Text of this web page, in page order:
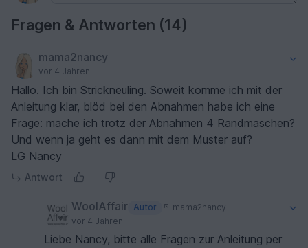
Fragen & Antworten (14)
mama2nancy
vor 4 Jahren
Hallo. Ich bin Strickneuling. Soweit komme ich mit der
Anleitung klar, blöd bei den Abnahmen habe ich eine
Frage: mache ich trotz der Abnahmen 4 Randmaschen?
Und wenn ja geht es dann mit dem Muster auf?
LG Nancy
Antwort
WoolAffair Autor
mama2nancy
vor 4 Jahren
Liebe Nancy, bitte alle Fragen zur Anleitung per